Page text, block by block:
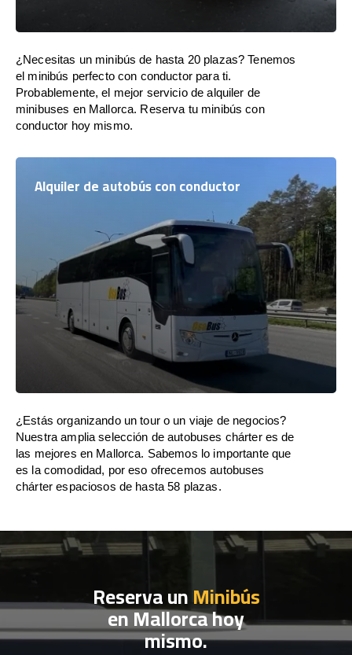
¿Necesitas un minibús de hasta 20 plazas? Tenemos
el minibús perfecto con conductor para ti.
Probablemente, el mejor servicio de alquiler de
minibuses en Mallorca. Reserva tu minibús con
conductor hoy mismo.
Alquiler de autobús con conductor
¿Estás organizando un tour o un viaje de negocios?
Nuestra amplia selección de autobuses chárter es de
las mejores en Mallorca. Sabemos lo importante que
es la comodidad, por eso ofrecemos autobuses
chárter espaciosos de hasta 58 plazas.
Reserva unMinibús
en Mallorca hoy
mismo.